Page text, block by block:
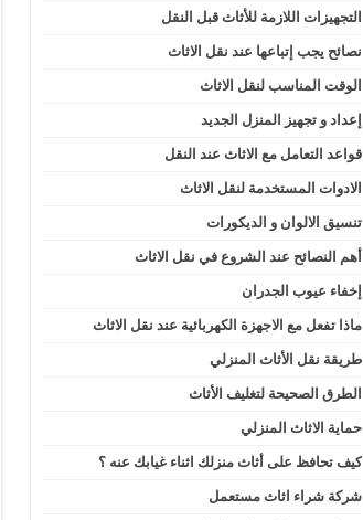
التجهيزات اللازمة للأثاث قبل النقل
نصائح يجب إتباعها عند نقل الاثاث
الوقت المناسب لنقل الاثاث
إعداد و تجهيز المنزل الجديد
قواعد التعامل مع الاثاث عند النقل
الادوات المستخدمة لنقل الاثاث
تنسيق الالوان و الديكورات
أهم النصائح عند الشروع في نقل الاثاث
إخفاء عيوب الجدران
ماذا تفعل مع الاجهزة الكهربائية عند نقل الاثاث
طريقة نقل الأثاث المنزلي
الطرق الصحيحة لتغليف الأثاث
حماية الاثاث المنزلي
كيف تحافظ على أثاث منزلك اثناء غيابك عنه ؟
شركة شراء اثاث مستعمل